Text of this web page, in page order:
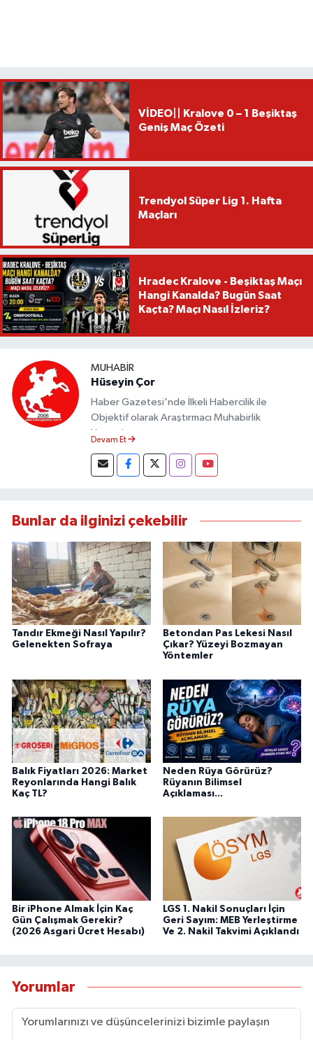
VİDEO|| Kralove 0 – 1 Beşiktaş
Geniş Maç Özeti
Trendyol Süper Lig 1. Hafta
Maçları
Hradec Kralove - Beşiktaş Maçı
Hangi Kanalda? Bugün Saat
Kaçta? Maçı Nasıl İzleriz?
MUHABIR
Hüseyin Çor
Haber Gazetesi'nde İlkeli Habercilik ile
Objektif olarak Araştırmacı Muhabirlik
Yapmaktayım.
Devam Et
Bunlar da ilginizi çekebilir
Tandır Ekmeği Nasıl Yapılır?
Gelenekten Sofraya
Betondan Pas Lekesi Nasıl
Çıkar? Yüzeyi Bozmayan
Yöntemler
Balık Fiyatları 2026: Market
Reyonlarında Hangi Balık
Kaç TL?
Neden Rüya Görürüz?
Rüyanın Bilimsel
Açıklaması...
Bir iPhone Almak İçin Kaç
Gün Çalışmak Gerekir?
(2026 Asgari Ücret Hesabı)
LGS 1. Nakil Sonuçları İçin
Geri Sayım: MEB Yerleştirme
Ve 2. Nakil Takvimi Açıklandı
Yorumlar